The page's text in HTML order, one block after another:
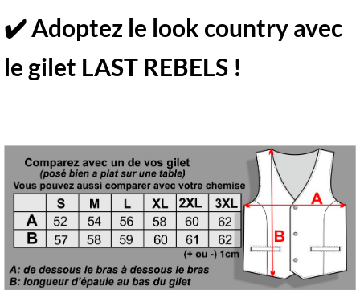
✔️ Adoptez le look country avec
le gilet LAST REBELS !